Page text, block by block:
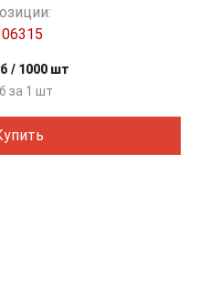
/ 1000 шт
за 1 шт